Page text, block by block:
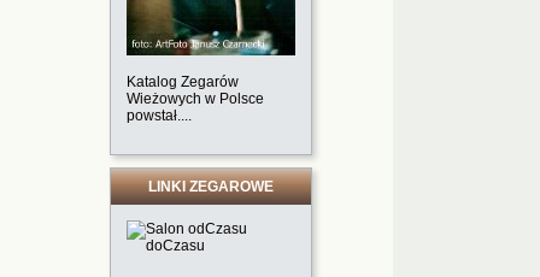
Katalog Zegarów
Wieżowych w Polsce
powstał....
LINKI ZEGAROWE